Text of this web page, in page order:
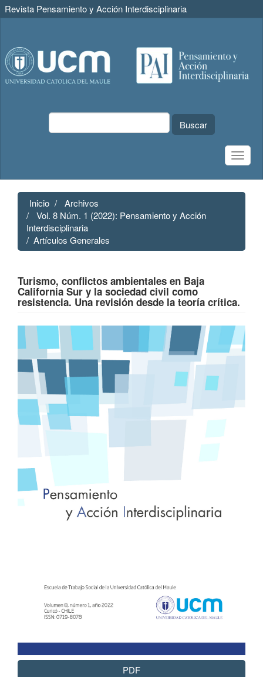
Revista Pensamiento y Acción Interdisciplinaria
Contenido
principal
Barra
lateral
Buscar
Toggle
Inicio
Archivos
Vol. 8 Núm. 1 (2022): Pensamiento y Acción
Interdisciplinaria
Artículos Generales
Turismo, conflictos ambientales en Baja
California Sur y la sociedad civil como
resistencia. Una revisión desde la teoría crítica.
Barra
lateral
del
artículo
PDF